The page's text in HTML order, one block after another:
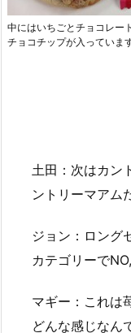
中にはいちごとチョコレー
チョコチップが入っています
土田：次はカン
ントリーマアム
ジョン：ロング
カテゴリーで
マギー：これは
どんな感じなん